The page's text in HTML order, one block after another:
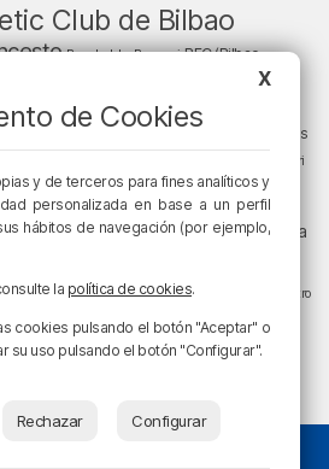
Club de Bilbao
Barakaldo Basauri BEC (Bilbao
Bizkaia
Copa del Rey cultura
Cáritas
el tiempo Enkarterri
(País Vasco)
vasco juanma jubera LaLiga LaLiga
sociedadsucesos Teatro
atmosféricotráfico
X
de Cookies
y de terceros para fines analíticos y
personalizada en base a un perfil
hábitos de navegación (por ejemplo,
la política de cookies.
cookies pulsando el botón "Aceptar" o
su uso pulsando el botón "Configurar".
Rechazar Configurar